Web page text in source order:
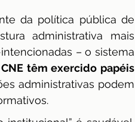
da política pública de
administrativa mais
– o sistema
têm exercido papéis
administrativas podem